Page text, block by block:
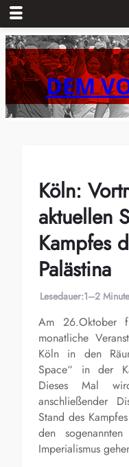
Zum
Inhalt
springenDEM
Köln:
aktuellen
Kampfes
Palästina
Lesedauer:1–2
Am 26.Oktober
monatliche
Köln in den
Space“ in der
Dieses Mal
anschließender
Stand des
den
Imperialismus